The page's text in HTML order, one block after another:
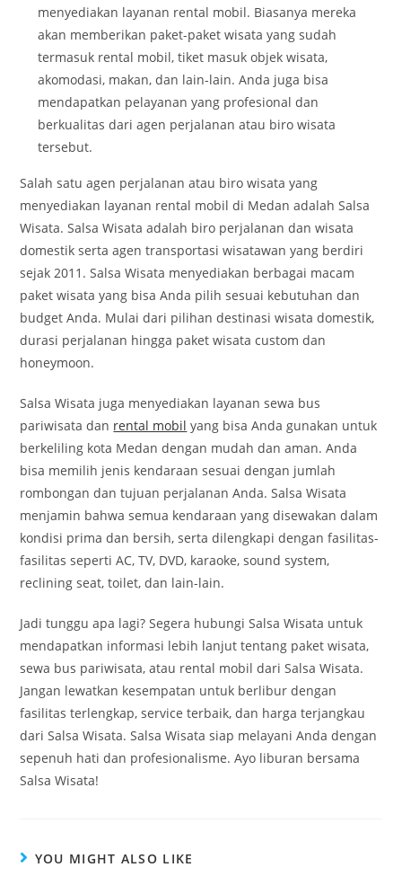
menyediakan layanan rental mobil. Biasanya mereka
akan memberikan paket-paket wisata yang sudah
termasuk rental mobil, tiket masuk objek wisata,
akomodasi, makan, dan lain-lain. Anda juga bisa
mendapatkan pelayanan yang profesional dan
berkualitas dari agen perjalanan atau biro wisata
tersebut.
Salah satu agen perjalanan atau biro wisata yang
menyediakan layanan rental mobil di Medan adalah Salsa
Wisata. Salsa Wisata adalah biro perjalanan dan wisata
domestik serta agen transportasi wisatawan yang berdiri
sejak 2011. Salsa Wisata menyediakan berbagai macam
paket wisata yang bisa Anda pilih sesuai kebutuhan dan
budget Anda. Mulai dari pilihan destinasi wisata domestik,
durasi perjalanan hingga paket wisata custom dan
honeymoon.
Salsa Wisata juga menyediakan layanan sewa bus
pariwisata dan rental mobil yang bisa Anda gunakan untuk
berkeliling kota Medan dengan mudah dan aman. Anda
bisa memilih jenis kendaraan sesuai dengan jumlah
rombongan dan tujuan perjalanan Anda. Salsa Wisata
menjamin bahwa semua kendaraan yang disewakan dalam
kondisi prima dan bersih, serta dilengkapi dengan fasilitas-
fasilitas seperti AC, TV, DVD, karaoke, sound system,
reclining seat, toilet, dan lain-lain.
Jadi tunggu apa lagi? Segera hubungi Salsa Wisata untuk
mendapatkan informasi lebih lanjut tentang paket wisata,
sewa bus pariwisata, atau rental mobil dari Salsa Wisata.
Jangan lewatkan kesempatan untuk berlibur dengan
fasilitas terlengkap, service terbaik, dan harga terjangkau
dari Salsa Wisata. Salsa Wisata siap melayani Anda dengan
sepenuh hati dan profesionalisme. Ayo liburan bersama
Salsa Wisata!
YOU MIGHT ALSO LIKE